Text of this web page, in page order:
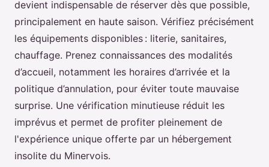
devient indispensable de réserver dès que possible,
principalement en haute saison. Vérifiez précisément
les équipements disponibles : literie, sanitaires,
chauffage. Prenez connaissances des modalités
d’accueil, notamment les horaires d’arrivée et la
politique d’annulation, pour éviter toute mauvaise
surprise. Une vérification minutieuse réduit les
imprévus et permet de profiter pleinement de
l'expérience unique offerte par un hébergement
insolite du Minervois.